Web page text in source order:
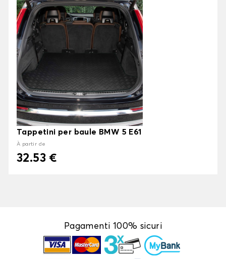
Tappetini per baule BMW 5 E61
À partir de
32.53 €
Pagamenti 100% sicuri